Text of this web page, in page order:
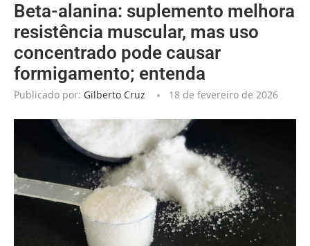
Beta-alanina: suplemento melhora
resistência muscular, mas uso
concentrado pode causar
formigamento; entenda
Publicado por: Gilberto Cruz 18 de fevereiro de 2026